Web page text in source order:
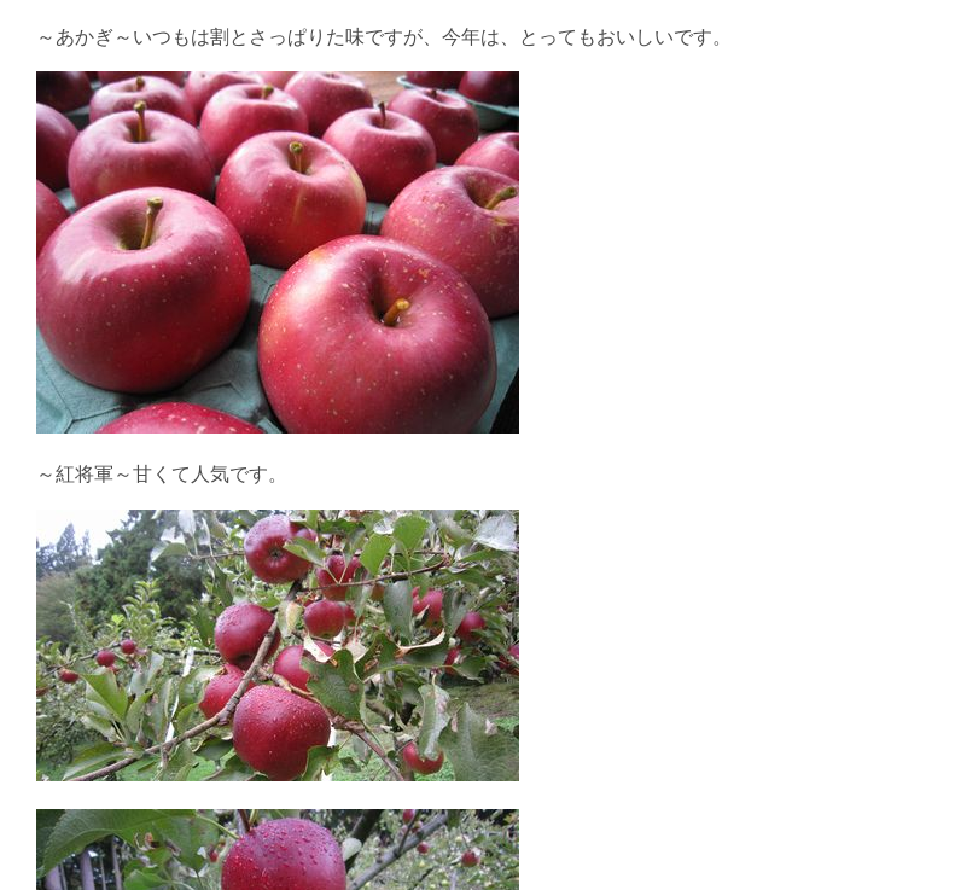
～あかぎ～いつもは割とさっぱりた味ですが、今年は、とってもおいしいです。
～紅将軍～甘くて人気です。